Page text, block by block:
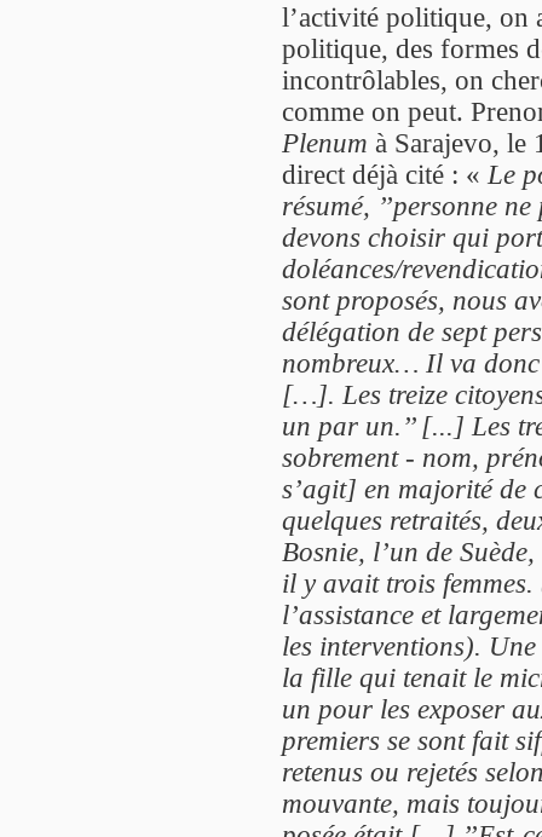
l’activité politique, on
politique, des formes
incontrôlables, on
comme on peut.
Plenum à Sarajevo, le
direct déjà cité : «Le
résumé, ’’personne
devons choisir qui
doléances/
sont proposés, nous
délégation de sept
nombreux… Il va
[…]. Les treize
un par un.’’ [...] Les
sobrement - nom,
s’agit] en majorité de
quelques retraités,
Bosnie, l’un de
il y avait trois femmes.
l’assistance et
les interventions). Une
la fille qui tenait le
un pour les exposer
premiers se sont fait
retenus ou rejetés
mouvante, mais